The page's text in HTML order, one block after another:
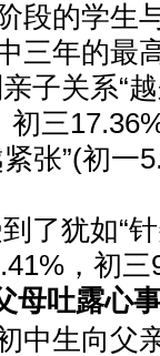
段的学生
三年的最
关系“越
初三
张”(初一
犹如“针
，初三
吐露心
生向父